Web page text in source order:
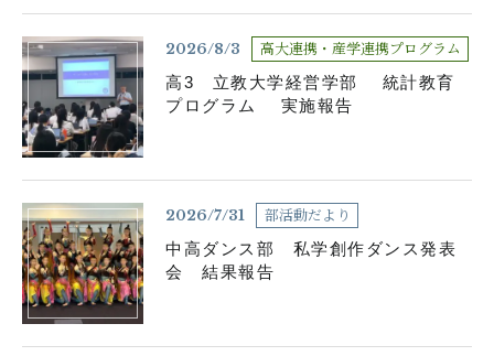
進路・進学
入試案内
各種お問い合わせ
お知らせ 生徒の活動
在校生用書式ダウンロード
塾の皆様へ
2026/8/3 高大連携・産学連携プログラム
高3 立教大学経営学部 統計教育
プログラム 実施報告
2026/7/31 部活動だより
中高ダンス部 私学創作ダンス発表
会 結果報告